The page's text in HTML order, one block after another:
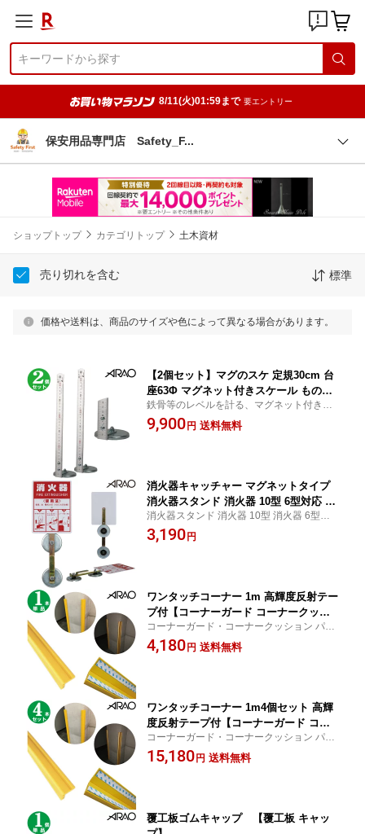
8/11(火)01:59まで 要エントリー
保安用品専門店 Safety_ F
ショップトップ カテゴリトップ 土木資材
売り切れを含む 標準
価格や送料は、商品のサイズや色によって異なる場合があります。
【2個セット】マグのスケ 定規30cm 台
座63Φ マグネット付きスケール ものさ
し マグネットスケール
鉄骨等のレベルを計る、マグネット付きス
ケール
9,900 円 送料無料
消火器キャッチャー マグネットタイプ
消火器スタンド 消火器 10型 6型対応 消
火器置場 消火器設置台
消火器スタンド 消火器 10型 消火器 6型対
応 消火器置場 消火器設置台
3,190 円
ワンタッチコーナー 1m 高輝度反射テー
プ付【コーナーガード コーナークッシ
ョン パーキングコーナー】
コーナーガード・コーナークッション パー
キングコーナー
4,180 円 送料無料
ワンタッチコーナー 1m4個セット 高輝
度反射テープ付【コーナーガード コー
ナークッション パーキングコーナー】
コーナーガード・コーナークッション パー
キングコーナー
15,180 円 送料無料
覆工板ゴムキャップ 【覆工板 キャッ